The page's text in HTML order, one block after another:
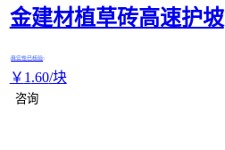
金建材植草砖高速护坡
真实性已核验
￥ 1 .60/块
咨询